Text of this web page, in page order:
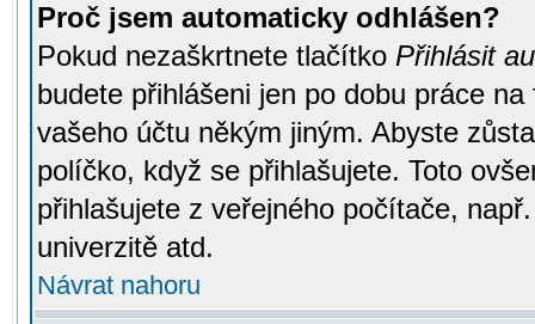
Proč jsem automaticky odhlášen?
Pokud nezaškrtnete tlačítko Přihlásit
budete přihlášeni jen po dobu práce
vašeho účtu někým jiným. Abyste
políčko, když se přihlašujete. Toto
přihlašujete z veřejného počítače,
univerzitě atd.
Návrat nahoru